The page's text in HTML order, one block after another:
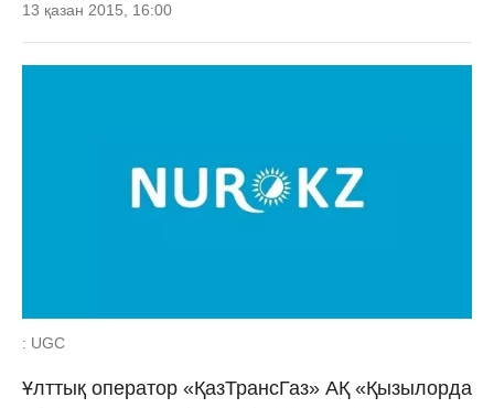
13 қазан 2015, 16:00
: UGC
Ұлттық оператор «ҚазТрансГаз» АҚ «Қызылорда